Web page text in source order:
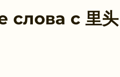
слова с 里头